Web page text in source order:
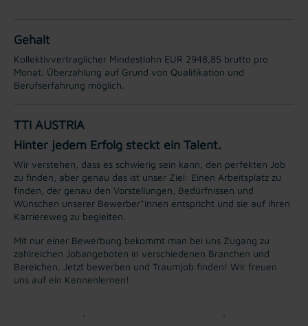
Gehalt
Kollektivvertraglicher Mindestlohn EUR 2948,85 brutto pro
Monat. Überzahlung auf Grund von Qualifikation und
Berufserfahrung möglich.
TTI AUSTRIA
Hinter jedem Erfolg steckt ein Talent.
Wir verstehen, dass es schwierig sein kann, den perfekten Job
zu finden, aber genau das ist unser Ziel: Einen Arbeitsplatz zu
finden, der genau den Vorstellungen, Bedürfnissen und
Wünschen unserer Bewerber*innen entspricht und sie auf ihren
Karriereweg zu begleiten.
Mit nur einer Bewerbung bekommt man bei uns Zugang zu
zahlreichen Jobangeboten in verschiedenen Branchen und
Bereichen. Jetzt bewerben und Traumjob finden! Wir freuen
uns auf ein Kennenlernen!